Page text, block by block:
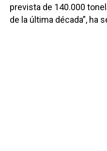
prevista de 140.000
de la última década”, ha